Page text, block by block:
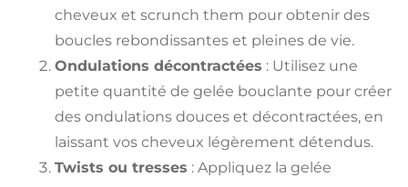
cheveux et scrunch them pour obtenir des
boucles rebondissantes et pleines de vie.
Ondulations décontractées : Utilisez une
petite quantité de gelée bouclante pour créer
des ondulations douces et décontractées, en
laissant vos cheveux légèrement détendus.
Twists ou tresses : Appliquez la gelée